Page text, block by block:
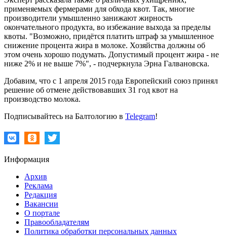
применяемых фермерами для обхода квот. Так, многие
производители умышленно занижают жирность
окончательного продукта, во избежание выхода за пределы
квоты. "Возможно, придётся платить штраф за умышленное
снижение процента жира в молоке. Хозяйства должны об
этом очень хорошо подумать. Допустимый процент жира - не
ниже 2% и не выше 7%", - подчеркнула Эрна Галвановска.
Добавим, что с 1 апреля 2015 года Европейский союз принял
решение об отмене действовавших 31 год квот на
производство молока.
Подписывайтесь на Балтологию в Telegram!
Информация
Архив
Реклама
Редакция
Вакансии
О портале
Правообладателям
Политика обработки персональных данных